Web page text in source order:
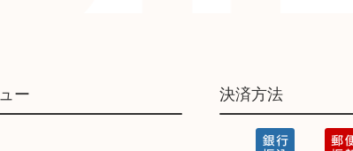
ー 決済方法